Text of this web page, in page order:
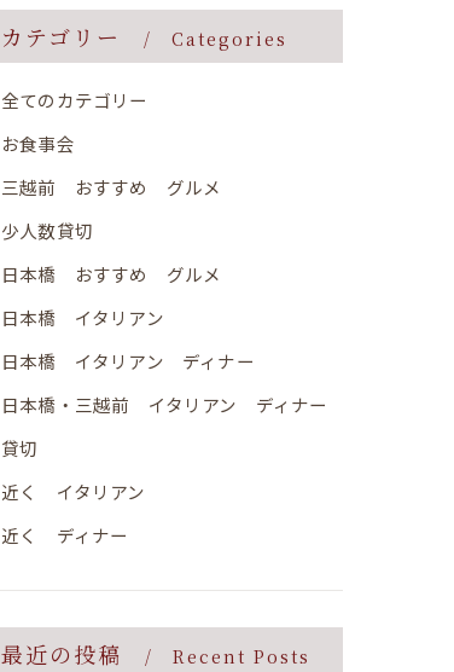
カテゴリー Categories
全てのカテゴリー
お食事会
三越前 おすすめ グルメ
少人数貸切
日本橋 おすすめ グルメ
日本橋 イタリアン
日本橋 イタリアン ディナー
日本橋・三越前 イタリアン ディナー
貸切
近く イタリアン
近く ディナー
最近の投稿 Recent Posts